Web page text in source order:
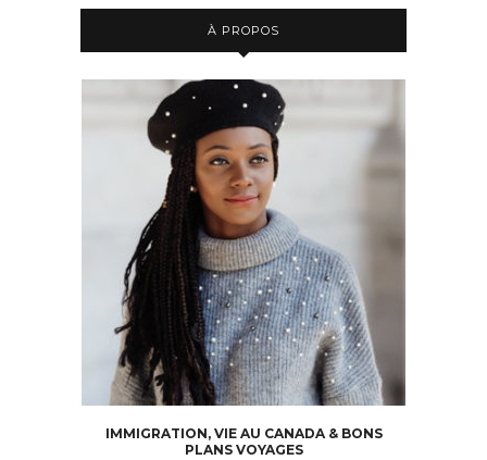
À PROPOS
IMMIGRATION, VIE AU CANADA & BONS
PLANS VOYAGES